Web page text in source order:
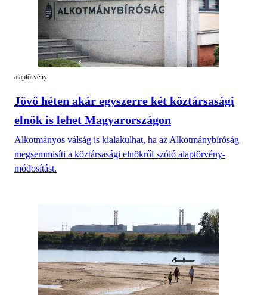
alaptörvény
Jövő héten akár egyszerre két köztársasági
elnök is lehet Magyarországon
Alkotmányos válság is kialakulhat, ha az Alkotmánybíróság
megsemmisíti a köztársasági elnökről szóló alaptörvény-
módosítást.